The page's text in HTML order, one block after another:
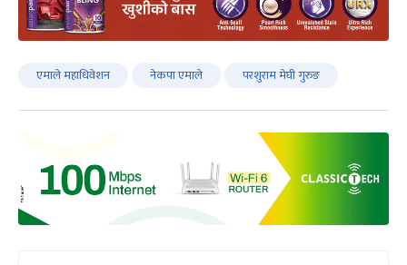
एमाले महाधिवेशन नेकपा एमाले परशुराम मेघी गुरुङ